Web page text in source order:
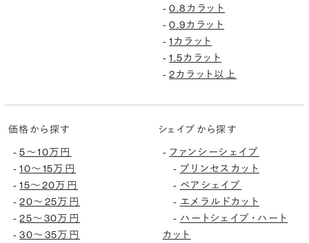
-0.8カラット
-0.9カラット
-1カラット
-1.5カラット
-2カラット以上
価格から探す
-5〜10万円
-10〜15万円
-15〜20万円
-20〜25万円
-25〜30万円
-30〜35万円
シェイプから探す
- ファンシーシェイプ
- プリンセスカット
- ペアシェイプ
- エメラルドカット
- ハートシェイプ・ハート
カット